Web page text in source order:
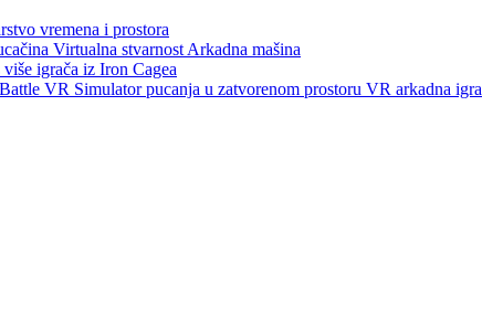
vremena i prostora
Virtualna stvarnost Arkadna mašina
igrača iz Iron Cagea
VR Simulator pucanja u zatvorenom prostoru VR arkadna igra